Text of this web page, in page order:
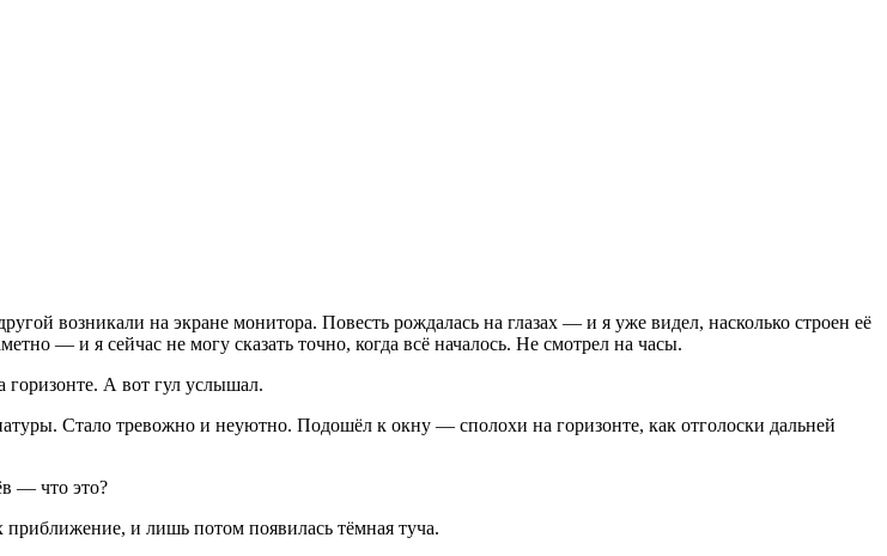
возникали на экране монитора. Повесть рождалась на глазах — и я уже видел, насколько строен её
— и я сейчас не могу сказать точно, когда всё началось. Не смотрел на часы.
горизонте. А вот гул услышал.
Стало тревожно и неуютно. Подошёл к окну — сполохи на горизонте, как отголоски дальней
— что это?
и лишь потом появилась тёмная туча.